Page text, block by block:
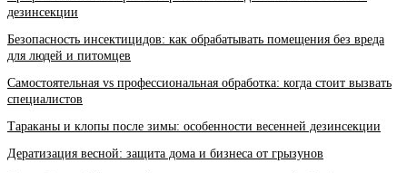
дезинсекции
Безопасность инсектицидов: как обрабатывать помещения без вреда
для людей и питомцев
Самостоятельная vs профессиональная обработка: когда стоит вызвать
специалистов
Тараканы и клопы после зимы: особенности весенней дезинсекции
Дератизация весной: защита дома и бизнеса от грызунов